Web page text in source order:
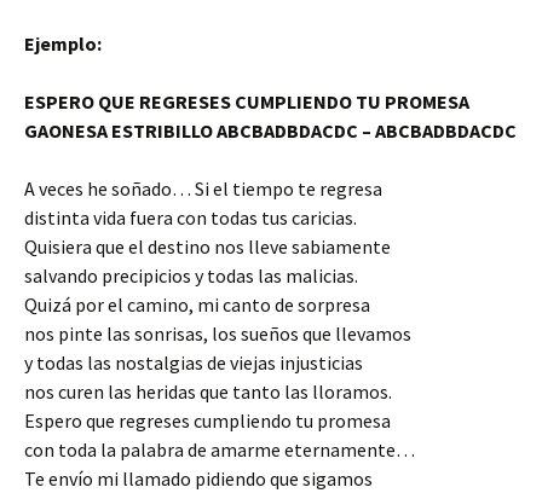
Ejemplo:
ESPERO QUE REGRESES CUMPLIENDO TU PROMESA
GAONESA ESTRIBILLO ABCBADBDACDC – ABCBADBDACDC
A veces he soñado… Si el tiempo te regresa
distinta vida fuera con todas tus caricias.
Quisiera que el destino nos lleve sabiamente
salvando precipicios y todas las malicias.
Quizá por el camino, mi canto de sorpresa
nos pinte las sonrisas, los sueños que llevamos
y todas las nostalgias de viejas injusticias
nos curen las heridas que tanto las lloramos.
Espero que regreses cumpliendo tu promesa
con toda la palabra de amarme eternamente…
Te envío mi llamado pidiendo que sigamos